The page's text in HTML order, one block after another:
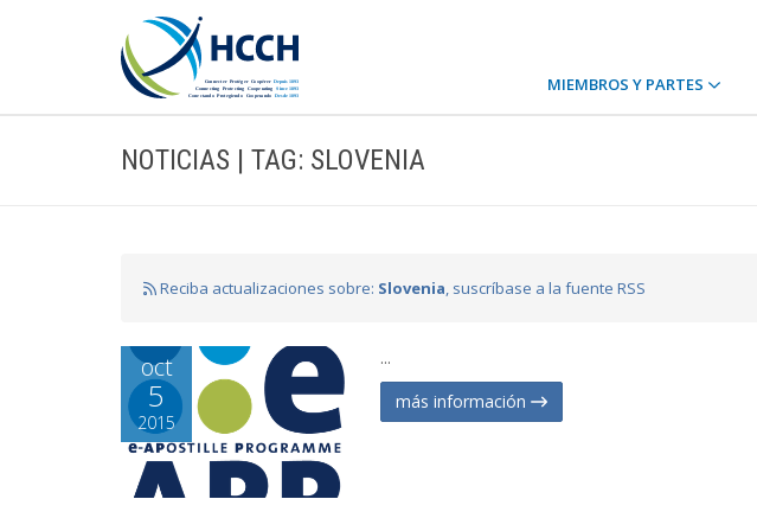
MIEMBROS Y PARTES
NOTICIAS | TAG: SLOVENIA
Reciba actualizaciones sobre: Slovenia, suscríbase a la fuente RSS
oct
5
2015
...
más información